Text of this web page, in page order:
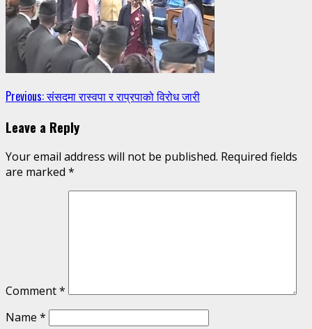
Continue
Reading
Previous:संसदमा रास्वपा र राप्रपाको विरोध जारी
Leave a Reply
Your email address will not be published. Required fields
are marked *
Comment*
Name *